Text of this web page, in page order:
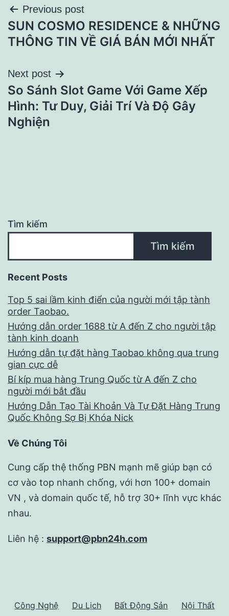
Điều
hướng
viết
Previous post
SUN COSMO RESIDENCE & NHỮNG
THÔNG TIN VỀ GIÁ BÁN MỚI NHẤT
Next post
So Sánh Slot Game Với Game Xếp
Hình: Tư Duy, Giải Trí Và Độ Gây
Nghiện
Tìm kiếm
Tìm kiếm
Recent Posts
Top 5 sai lầm kinh điển của người mới tập tành
order Taobao.
Hướng dẫn order 1688 từ A đến Z cho người tập
tành kinh doanh
Hướng dẫn tự đặt hàng Taobao không qua trung
gian cực dễ
Bí kíp mua hàng Trung Quốc từ A đến Z cho
người mới bắt đầu
Hướng Dẫn Tạo Tài Khoản Và Tự Đặt Hàng Trung
Quốc Không Sợ Bị Khóa Nick
Về Chúng Tôi
Cung cấp thệ thống PBN mạnh mẽ giúp bạn có
cơ vào top nhanh chống, với hơn 100+ domain
VN , và domain quốc tế, hỗ trợ 30+ lĩnh vực khác
nhau.
Liên hệ : support@pbn24h.com
Công Nghệ Du Lịch Bất Động Sản Nội Thất